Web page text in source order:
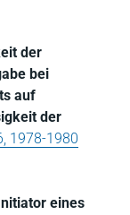
der
bei
auf
der
1978-1980
eines